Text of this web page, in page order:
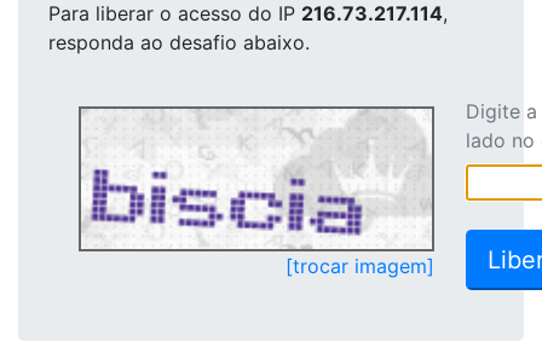
Para liberar o acesso do IP 216.73.217.114,
responda ao desafio abaixo.
[trocar imagem]
Digite
lado no